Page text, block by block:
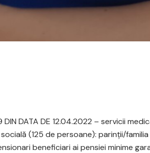
DIN DATA DE 12.04.2022 – servicii
(125 de persoane): parinții/
beneficiari ai pensiei minime